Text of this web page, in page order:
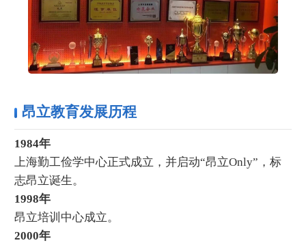
昂立教育发展历程
1984年
上海勤工俭学中心正式成立，并启动“昂立Only”，标
志昂立诞生。
1998年
昂立培训中心成立。
2000年